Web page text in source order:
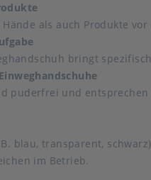
als auch Produkte
bringt
puderfrei und
blau, transparent,
im Betrieb.